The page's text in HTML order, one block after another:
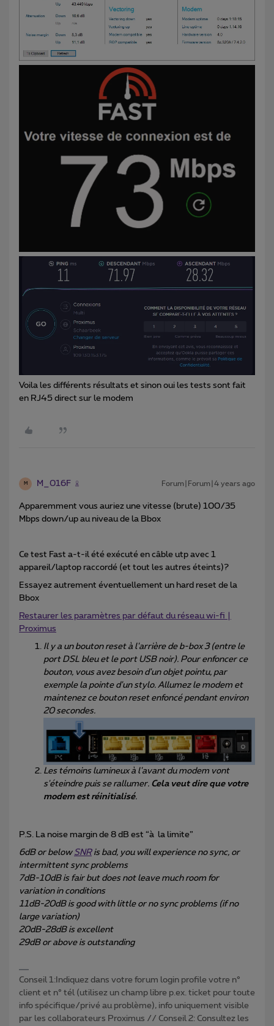
Voila les différents résultats et sinon oui les tests sont fait
en RJ45 direct sur le modem
M M_016F Forum|Forum|4 years ago
Apparemment vous auriez une vitesse (brute) 100/35
Mbps down/up au niveau de la Bbox
Ce test Fast a-t-il été exécuté en câble utp avec 1
appareil/laptop raccordé (et tout les autres éteints)?
Essayez autrement éventuellement un hard reset de la
Bbox
Restaurer les paramètres par défaut du réseau wi-fi |
Proximus
Il y a un bouton reset à l'arrière de b-box 3 (entre le
port DSL bleu et le port USB noir). Pour enfoncer ce
bouton, vous avez besoin d'un objet pointu, par
exemple la pointe d'un stylo. Allumez le modem et
maintenez ce bouton reset enfoncé pendant environ
20 secondes.
Les témoins lumineux à l'avant du modem vont
s'éteindre puis se rallumer. Cela veut dire que votre
modem est réinitialisé.
P.S. La noise margin de 8 dB est “à la limite”
6dB or below SNRis bad, you will experience no sync, or
intermittent sync problems
7dB-10dB is fair but does not leave much room for
variation in conditions
11dB-20dB is good with little or no sync problems (if no
large variation)
20dB-28dB is excellent
29dB or above is outstanding
Conseil 1:Indiquez dans votre forum login profile votre n°
client et n° tél (utilisez un champ libre p.ex. ticket pour toute
info spécifique/privé au problème), info uniquement visible
par les collaborateurs Proximus // Conseil 2: Consultez les